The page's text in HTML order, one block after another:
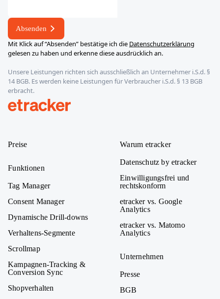
Absenden
Mit Klick auf “Absenden” bestätige ich die Datenschutzerklärung
gelesen zu haben und erkenne diese ausdrücklich an.
Unsere Leistungen richten sich ausschließlich an Unternehmer i.S.d. §
14 BGB. Es werden keine Leistungen für Verbraucher i.S.d. § 13 BGB
erbracht.
Preise
Funktionen
Tag Manager
Consent Manager
Dynamische Drill-downs
Verhaltens-Segmente
Scrollmap
Kampagnen-Tracking &
Conversion Sync
Shopverhalten
Warum etracker
Datenschutz by etracker
Einwilligungsfrei und
rechtskonform
etracker vs. Google
Analytics
etracker vs. Matomo
Analytics
Unternehmen
Presse
BGB